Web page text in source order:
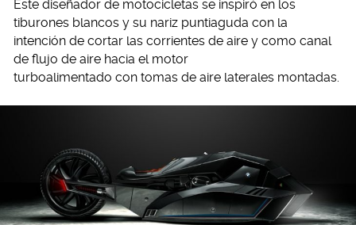
Este diseñador de motocicletas se inspiró en los
tiburones blancos y su nariz puntiaguda con la
intención de cortar las corrientes de aire y como canal
de flujo de aire hacia el motor
turboalimentado con tomas de aire laterales montadas.